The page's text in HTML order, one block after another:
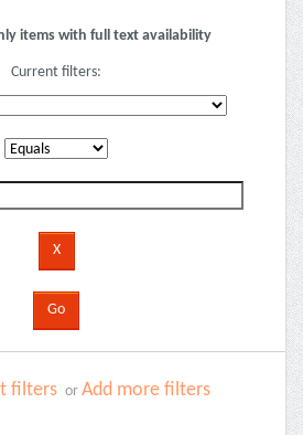
items with full text availability
Current filters:
filters or Add more filters